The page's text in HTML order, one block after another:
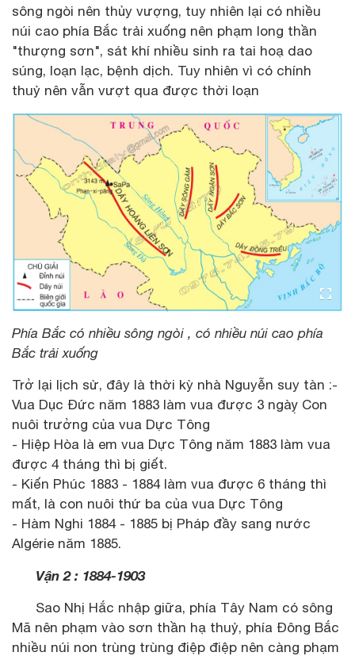
sông ngòi nên thủy vượng, tuy nhiên lại có nhiều
núi cao phía Bắc trải xuống nên phạm long thần
"thượng sơn", sát khí nhiều sinh ra tai hoạ dao
súng, loạn lạc, bệnh dịch. Tuy nhiên vì có chính
thuỷ nên vẫn vượt qua được thời loạn
Phía Bắc có nhiều sông ngòi , có nhiều núi cao phía
Bắc trải xuống
Trở lại lịch sử, đây là thời kỳ nhà Nguyễn suy tàn :-
Vua Dục Đức năm 1883 làm vua được 3 ngàỵ Con
nuôi trưởng của vua Dực Tông
- Hiệp Hòa là em vua Dực Tông năm 1883 làm vua
được 4 tháng thì bị giết.
- Kiến Phúc 1883 - 1884 làm vua được 6 tháng thì
mất, là con nuôi thứ ba của vua Dực Tông
- Hàm Nghi 1884 - 1885 bị Pháp đầy sang nước
Algérie năm 1885.
Vận 2 : 1884-1903
Sao Nhị Hắc nhập giữa, phía Tây Nam có sông
Mã nên phạm vào sơn thần hạ thuỷ, phía Đông Bắc
nhiều núi non trùng trùng điệp điệp nên càng phạm